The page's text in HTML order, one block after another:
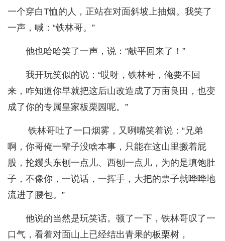
一个穿白T恤的人，正站在对面斜坡上抽烟。我笑了
一声，喊：“铁林哥。”
他也哈哈笑了一声，说：“献平回来了！”
我开玩笑似的说：“哎呀，铁林哥，俺要不回
来，咋知道你早就把这后山改造成了万亩良田，也变
成了你的专属皇家板栗园呢。”
铁林哥吐了一口烟雾，又咧嘴笑着说：“兄弟
啊，你哥俺一辈子没啥本事，只能在这山里撅着屁
股，抡钁头东刨一点儿、西刨一点儿，为的是填饱肚
子，不像你，一说话，一挥手，大把的票子就哗哗地
流进了腰包。”
他说的当然是玩笑话。顿了一下，铁林哥叹了一
口气，看着对面山上已经结出青果的板栗树，